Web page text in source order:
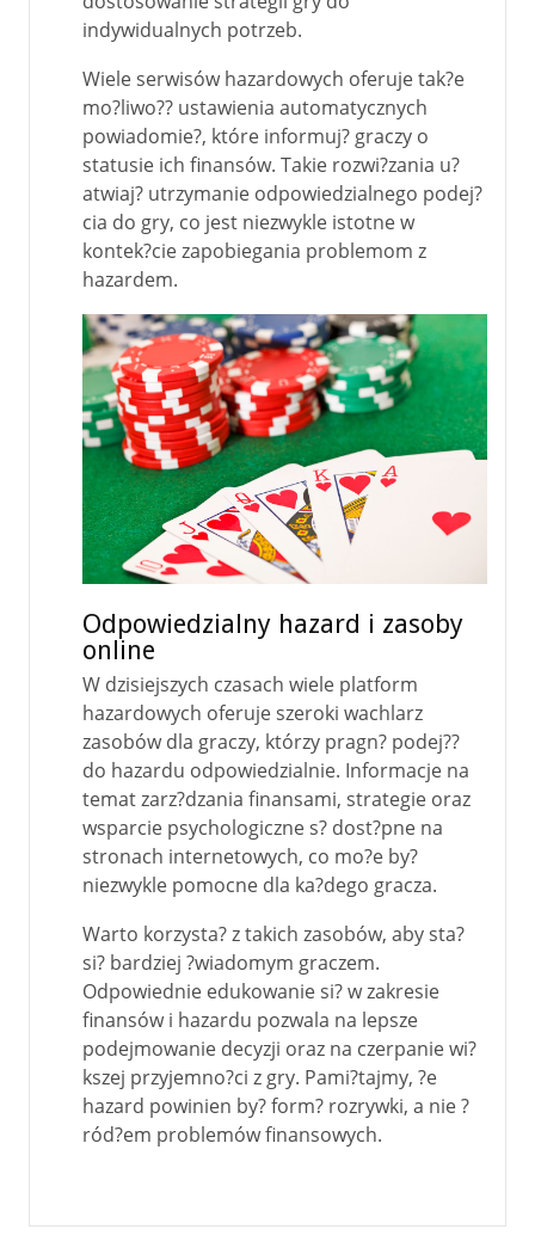
indywidualnych potrzeb.
Wiele serwisów hazardowych oferuje tak?e
mo?liwo?? ustawienia automatycznych
powiadomie?, które informuj? graczy o
statusie ich finansów. Takie rozwi?zania u?
atwiaj? utrzymanie odpowiedzialnego podej?
cia do gry, co jest niezwykle istotne w
kontek?cie zapobiegania problemom z
hazardem.
Odpowiedzialny hazard i zasoby
online
W dzisiejszych czasach wiele platform
hazardowych oferuje szeroki wachlarz
zasobów dla graczy, którzy pragn? podej??
do hazardu odpowiedzialnie. Informacje na
temat zarz?dzania finansami, strategie oraz
wsparcie psychologiczne s? dost?pne na
stronach internetowych, co mo?e by?
niezwykle pomocne dla ka?dego gracza.
Warto korzysta? z takich zasobów, aby sta?
si? bardziej ?wiadomym graczem.
Odpowiednie edukowanie si? w zakresie
finansów i hazardu pozwala na lepsze
podejmowanie decyzji oraz na czerpanie wi?
kszej przyjemno?ci z gry. Pami?tajmy, ?e
hazard powinien by? form? rozrywki, a nie ?
ród?em problemów finansowych.